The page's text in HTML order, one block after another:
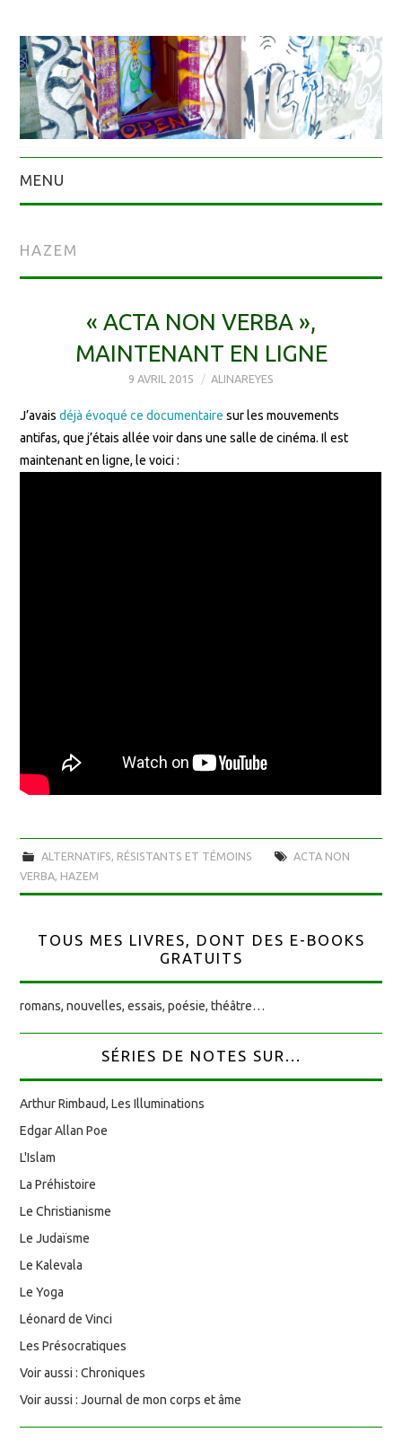
MENU
HAZEM
« ACTA NON VERBA »,
MAINTENANT EN LIGNE
9 AVRIL 2015 ALINAREYES
J’avaisdéjà évoqué ce documentaire sur les mouvements
antifas, que j’étais allée voir dans une salle de cinéma. Il est
maintenant en ligne, le voici :
ALTERNATIFS, RÉSISTANTS ET TÉMOINS
ACTA NON
VERBA HAZEM
TOUS MES LIVRES, DONT DES E-BOOKS
GRATUITS
romans, nouvelles, essais, poésie, théâtre…
SÉRIES DE NOTES SUR...
Arthur Rimbaud, Les Illuminations
Edgar Allan Poe
L'Islam
La Préhistoire
Le Christianisme
Le Judaïsme
Le Kalevala
Le Yoga
Léonard de Vinci
Les Présocratiques
Voir aussi : Chroniques
Voir aussi : Journal de mon corps et âme